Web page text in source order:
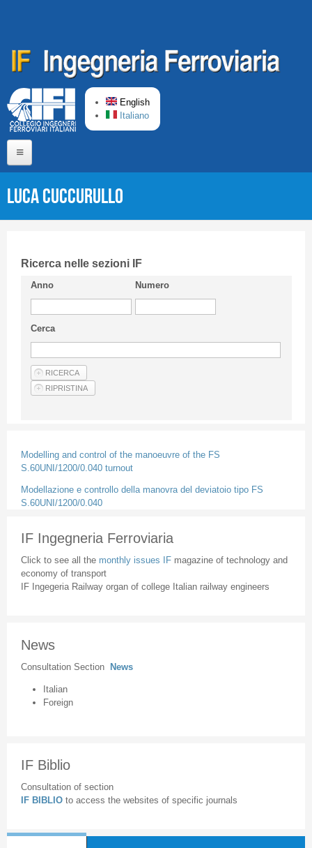
English
Italiano
Short presentation CIFI
Guideline
Privacy & Policy
Articles
Luca CUCCURULLO
Ricerca nelle sezioni IF
Anno Numero
Cerca
Modelling and control of the manoeuvre of the FS
S.60UNI/1200/0.040 turnout
Modellazione e controllo della manovra del deviatoio tipo FS
S.60UNI/1200/0.040
IF Ingegneria Ferroviaria
Click to see all the monthly issues IF magazine of technology and
economy of transport
IF Ingegeria Railway organ of college Italian railway engineers
News
Consultation Section News
Italian
Foreign
IF Biblio
Consultation of section
IF BIBLIO to access the websites of specific journals